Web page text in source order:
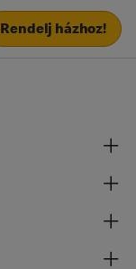
Rendelj házhoz!